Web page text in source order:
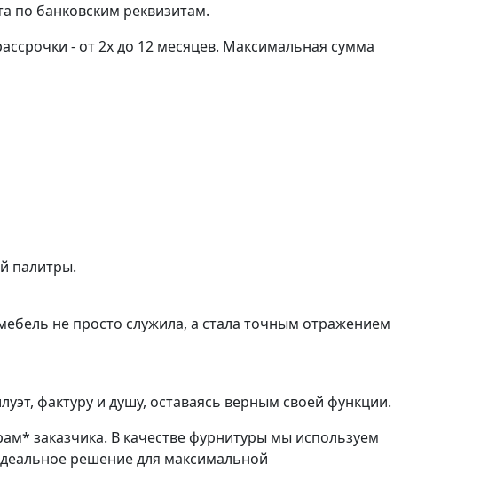
по банковским реквизитам.
- от 2х до 12 месяцев. Максимальная сумма
палитры.
не просто служила, а стала точным отражением
фактуру и душу, оставаясь верным своей функции.
заказчика. В качестве фурнитуры мы используем
решение для максимальной